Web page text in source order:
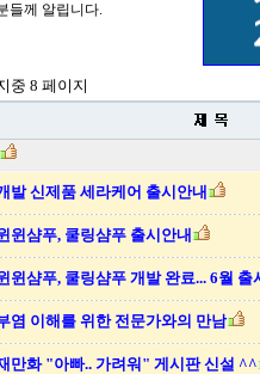
들께 알립니다.
중 8 페이지
발 신제품 세라케어 출시안내
윈샴푸, 쿨링샴푸 출시안내
윈샴푸, 쿨링샴푸 개발 완료... 6월 출
염 이해를 위한 전문가와의 만남
만화 "아빠.. 가려워" 게시판 신설 ^^